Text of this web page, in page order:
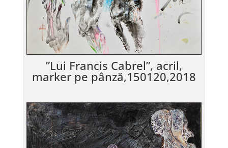
”Lui Francis Cabrel”, acril,
marker pe pânză,150120,2018